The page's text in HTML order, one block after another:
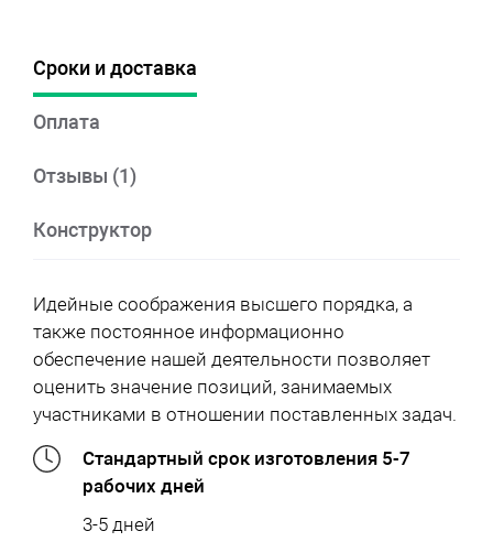
Сроки и доставка
Оплата
Отзывы (1)
Конструктор
Идейные соображения высшего порядка, а
также постоянное информационно
обеспечение нашей деятельности позволяет
оценить значение позиций, занимаемых
участниками в отношении поставленных задач.
Стандартный срок изготовления 5-7
рабочих дней
3-5 дней